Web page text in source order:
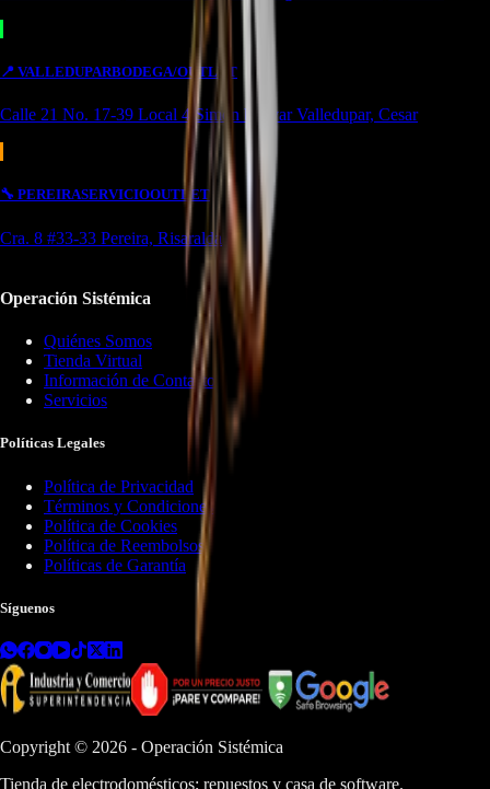
📍 VALLEDUPARBODEGA/OUTLET
Calle 21 No. 17-39 Local 4 Simón bolivar Valledupar, Cesar
🔧 PEREIRASERVICIOOUTLET
Cra. 8 #33-33 Pereira, Risaralda
Operación Sistémica
Quiénes Somos
Tienda Virtual
Información de Contacto
Servicios
Políticas Legales
Política de Privacidad
Términos y Condiciones
Política de Cookies
Política de Reembolsos
Políticas de Garantía
Síguenos
Copyright © 2026 - Operación Sistémica
Tienda de electrodomésticos; repuestos y casa de software.